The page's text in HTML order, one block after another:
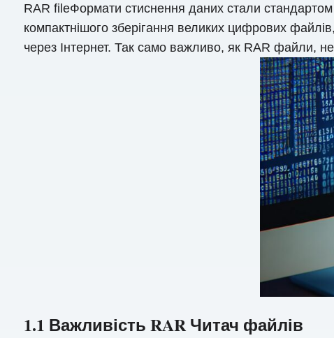
RAR fileФормати стиснення даних стали
компактнішого зберігання великих цифрових
через Інтернет. Так само важливо, як RAR файли,
1.1 Важливість RAR Читач файлів